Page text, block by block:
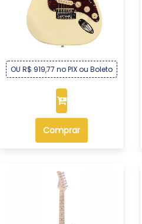
Guitarra Michael GM227N CR
Por :
OU R$ 919,77 no PIX ou Boleto
Comprar